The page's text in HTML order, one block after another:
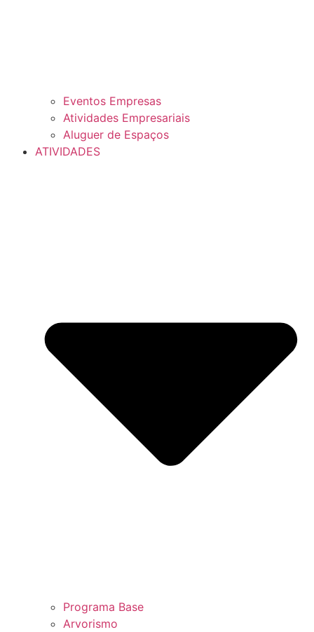
Eventos Empresas
Atividades Empresariais
Aluguer de Espaços
ATIVIDADES
Programa Base
Arvorismo